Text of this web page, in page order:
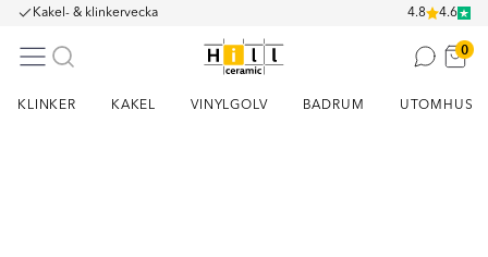
Kakel- & klinkervecka 4.8 4.6
0
KLINKER KAKEL VINYLGOLV BADRUM UTOMHUS